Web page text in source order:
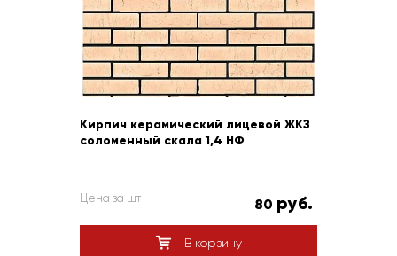
Кирпич керамический лицевой ЖКЗ
соломенный скала 1,4 НФ
Цена за шт 80 руб.
В корзину